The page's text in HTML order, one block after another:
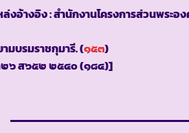
งอ้างอิง : สำนักงานโครงการส่วนพระอ
มบรมราชกุมารี. (๑๕๓)
๖ ส๖๕๒ ๒๕๔๐ (๑๘๔)]